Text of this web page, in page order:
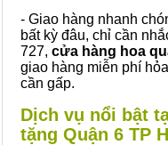
- Giao hàng nhanh
bất kỳ đâu, chỉ cần
727, cửa hàng hoa
giao hàng miễn phí
cần gấp.
Dịch vụ nổi bật
tặng Quận 6 TP